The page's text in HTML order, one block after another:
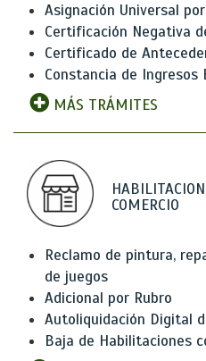
Asignación Universal
Certificación Negativa
Certificado de
Constancia de Ingresos
MÁS TRÁMITES
COMERCIO
Reclamo de pintura,
de juegos
Adicional por Rubro
Autoliquidación Digital
Baja de Habilitaciones